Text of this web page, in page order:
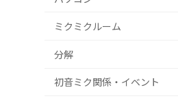
ミクミクルーム
分解
初音ミク関係・イベント